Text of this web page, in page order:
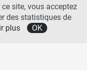
site, vous acceptez
des statistiques de
plus OK